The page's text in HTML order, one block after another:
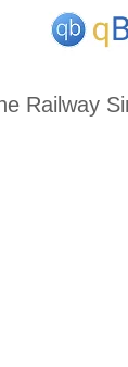
Railway